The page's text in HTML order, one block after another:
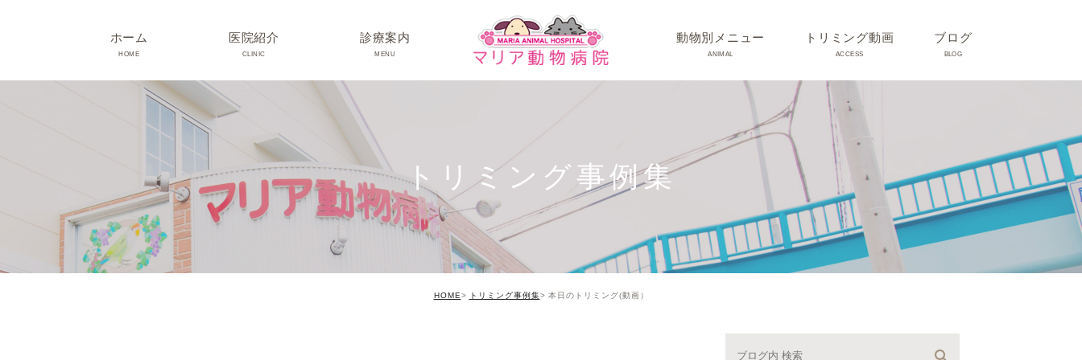
ホーム
HOME
医院紹介
CLINIC
院長･スタッフ紹介
診療時間･アクセス
院内紹介･初診の方へ
医院設備
診療案内
MENU
動物別メニュー
ANIMAL
ネコちゃんの病気
うさぎちゃん･その他動物の病気
トリミング動画
ACCESS
ブログ
BLOG
うさぎ、ハムスター、小鳥、
モルモットなどについて
トリミング事例集
ホリスティック医療
トリミング事例集
HOME トリミング事例集 本日のトリミング(動画）